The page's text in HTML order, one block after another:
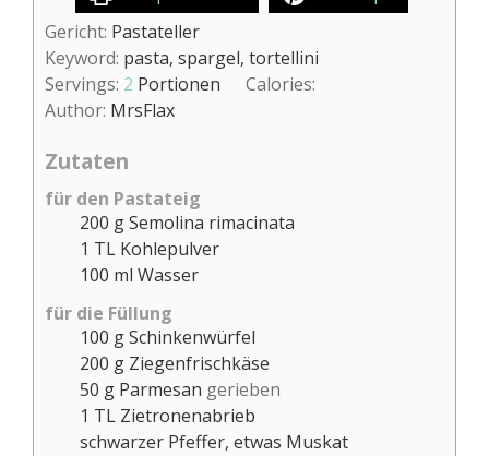
Gericht: Pastateller
Keyword: pasta, spargel, tortellini
Servings: 2 Portionen
Calories:
Author: MrsFlax
Zutaten
für den Pastateig
200 gSemolina rimacinata
1 TL Kohlepulver
100 ml Wasser
für die Füllung
100 gSchinkenwürfel
200 g Ziegenfrischkäse
50 g Parmesan gerieben
1 TL Zietronenabrieb
schwarzer Pfeffer, etwas Muskat